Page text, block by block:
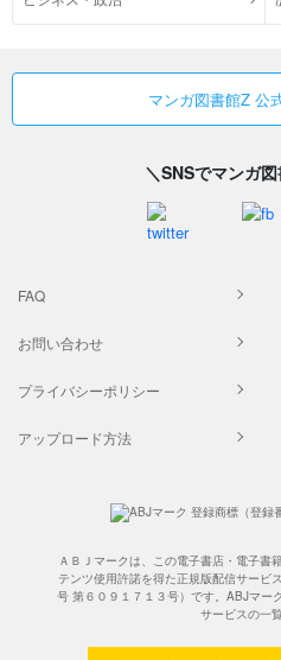
マンガ図書館Z 公
＼SNSでマンガ
FAQ
お問い合わせ
プライバシーポリシー
アップロード方法
ＡＢＪマークは、この電子書店・電子書
テンツ使用許諾を得た正規版配信サービ
号 第６０９１７１３号）です。ABJマー
サービスの一